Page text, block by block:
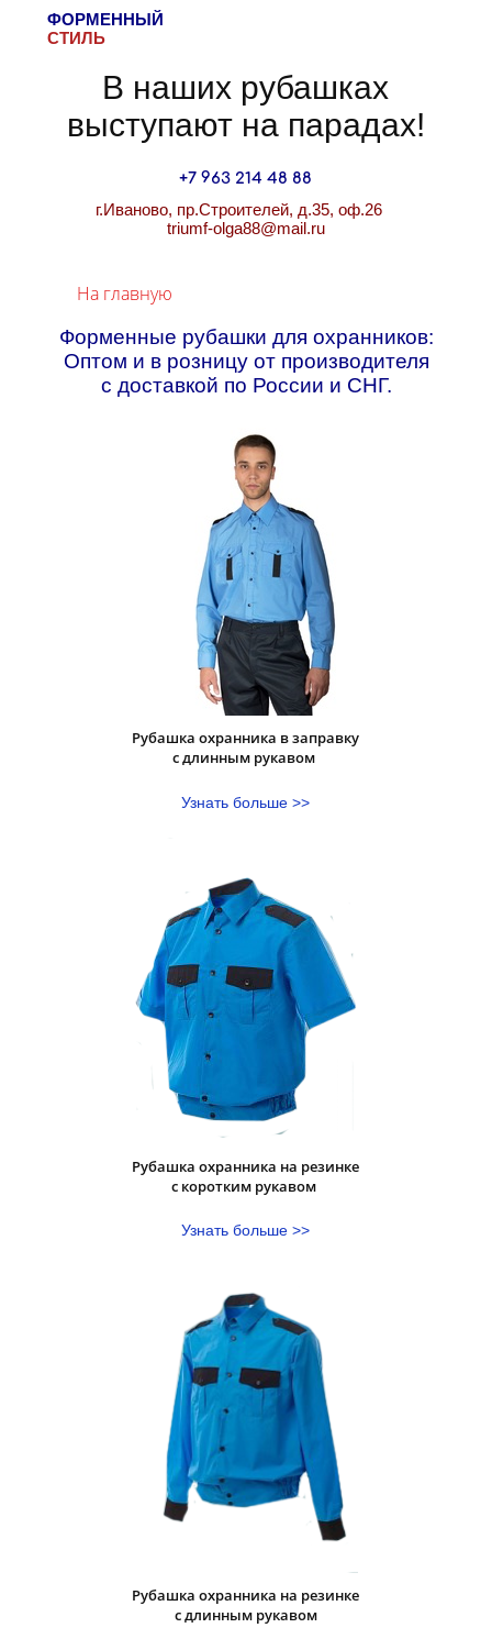
ФОРМЕННЫЙ
СТИЛЬ
В наших рубашках
выступают на парадах!
+7 963 214 48 88
г.Иваново, пр.Строителей, д.35, оф.26
​triumf-olga88@mail.ru
На главную
Форменные рубашки для охранников:
Оптом и в розницу от производителя
с доставкой по России и СНГ.
Рубашка охранника в заправку
с длинным рукавом
Узнать больше >>
Рубашка охранника на резинке
с коротким рукавом
Узнать больше >>
Рубашка охранника на резинке
с длинным рукавом